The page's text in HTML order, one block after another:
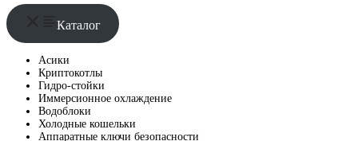
Каталог
Асики
Криптокотлы
Гидро-стойки
Иммерсионное охлаждение
Водоблоки
Холодные кошельки
Аппаратные ключи безопасности